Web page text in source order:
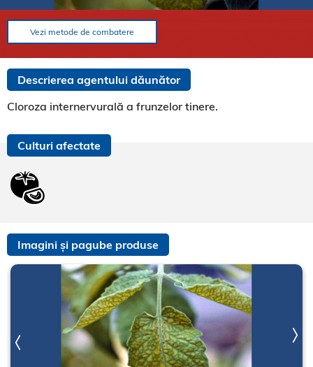
Vezi metode de combatere
Descrierea agentului dăunător
Cloroza internervurală a frunzelor tinere.
Culturi afectate
Imagini și pagube produse